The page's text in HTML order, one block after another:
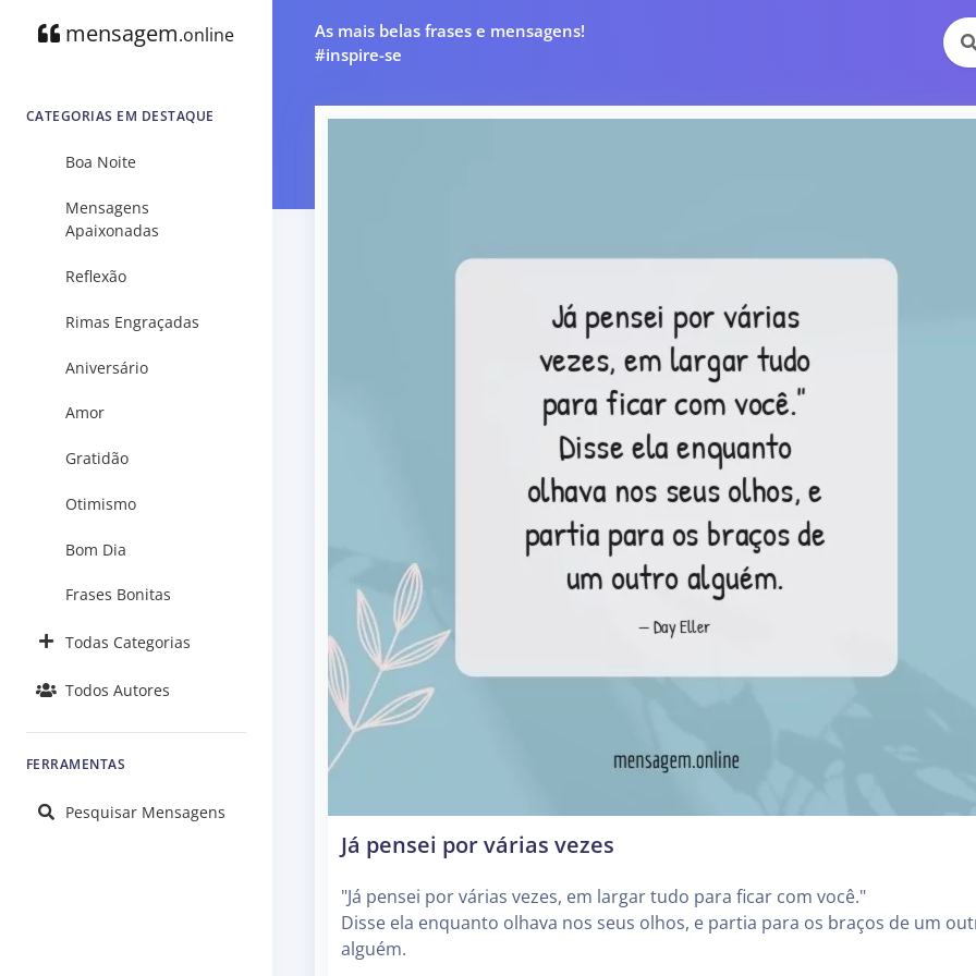
mensagem.online
CATEGORIAS EM DESTAQUE
Boa Noite
Mensagens
Apaixonadas
Reflexão
Rimas Engraçadas
Aniversário
Amor
Gratidão
Otimismo
Bom Dia
Frases Bonitas
Todas Categorias
Todos Autores
FERRAMENTAS
Pesquisar Mensagens
As mais belas frases e mensagens!
#inspire-se
Já pensei por várias vezes
"Já pensei por várias vezes, em largar tudo para ficar com você."
Disse ela enquanto olhava nos seus olhos, e partia para os braços de um
alguém.